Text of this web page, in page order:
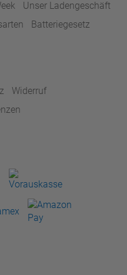
Unser Ladengeschäft
Batteriegesetz
Widerruf